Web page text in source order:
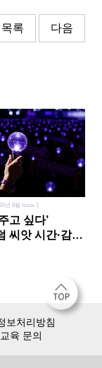
목록 다음
년 8월 Issue 1
고 싶다’
씨앗 시간·감정
보처리방침
육 문의